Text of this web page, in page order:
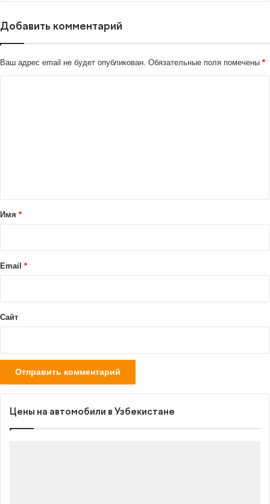
Добавить комментарий
Ваш адрес email не будет опубликован. Обязательные поля помечены *
а
й
Имя *
Email *
Сайт
Цены на автомобили в Узбекистане